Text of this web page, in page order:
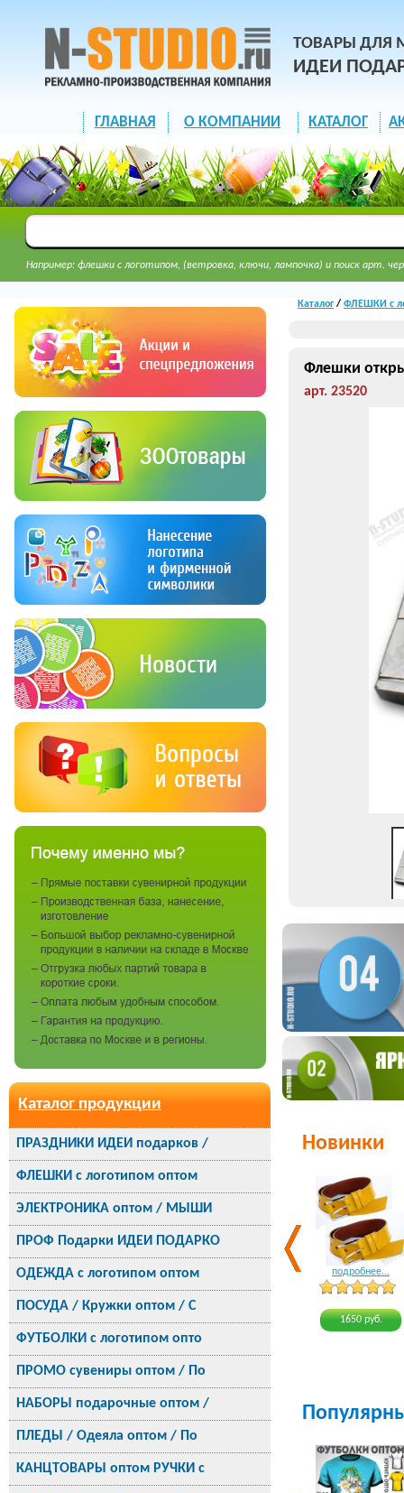
ТОВАРЫ ДЛЯ
ИДЕИ
ГЛАВНАЯ О КОМПАНИИ КАТАЛОГ
Например: флешки с логотипом, (ветровка, ключи, лампочка) и поиск арт.
Каталог продукции
ПРАЗДНИКИ ИДЕИ подарков /
ФЛЕШКИ с логотипом оптом
ЭЛЕКТРОНИКА оптом / МЫШИ
ПРОФ Подарки ИДЕИ ПОДАРКО
ОДЕЖДА с логотипом оптом
ПОСУДА / Кружки оптом / С
ФУТБОЛКИ с логотипом опто
ПРОМО сувениры оптом / По
НАБОРЫ подарочные оптом /
ПЛЕДЫ / Одеяла оптом / По
КАНЦТОВАРЫ оптом РУЧКИ с
Каталог/ ФЛЕШКИ с
Флешки
арт. 23520
Новинки
подробнее...
1650 руб.